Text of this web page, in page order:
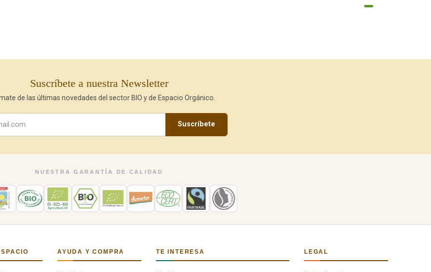
Suscríbete a nuestra Newsletter
de las últimas novedades del sector BIO y de Espacio Orgánico.
Suscríbete
NUESTRA GARANTÍA DE CALIDAD
AYUDA Y COMPRA TE INTERESA LEGAL